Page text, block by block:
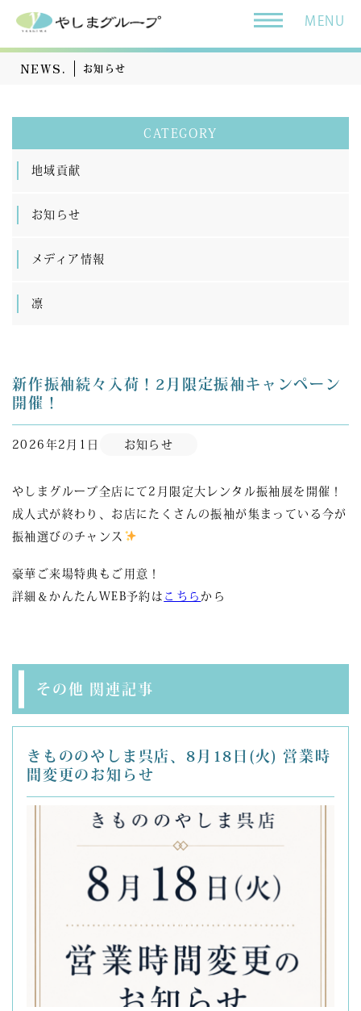
MENU
NEWS. お知らせ
CATEGORY
地域貢献
お知らせ
メディア情報
凛
新作振袖続々入荷！2月限定振袖キャンペーン
開催！
2026年2月1日 お知らせ
やしまグループ全店にて2月限定大レンタル振袖展を開催！
成人式が終わり、お店にたくさんの振袖が集まっている今が
振袖選びのチャンス
豪華ご来場特典もご用意！
詳細＆かんたんWEB予約は こちら から
その他 関連記事
きもののやしま呉店、8月18日(火) 営業時
間変更のお知らせ